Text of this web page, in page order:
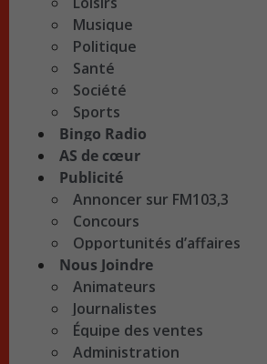
Musique
Politique
Santé
Société
Sports
Bingo Radio
AS de cœur
Publicité
Annoncer sur FM103,3
Concours
Opportunités d’affaires
Nous Joindre
Animateurs
Journalistes
Équipe des ventes
Administration